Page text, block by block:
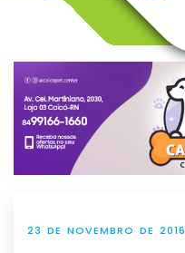
23 DE NOVEMBRO DE 2016